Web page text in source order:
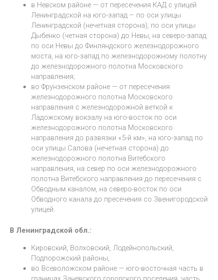
в Невском районе — от пересечения КАД с улицей
Ленинградской на юго-запад – по оси улицы
Ленинградской (нечетная сторона), по оси улицы
Дыбенко (четная сторона) до Невы, на северо-запад
по оси Невы до Финляндского железнодорожного
моста, на юго-запад по железнодорожному полотну
до железнодорожного полотна Московского
направления;
во Фрунзенском районе — от пересечения
железнодорожного полотна Московского
направления с железнодорожной веткой к
Ладожскому вокзалу на юго-восток по оси
железнодорожного полотна Московского
направления до развязки «5-й км», на юго-запад по
оси улицы Салова (нечетная сторона) до
железнодорожного полотна Витебского
направления, на север по оси железнодорожного
полотна Витебского направления до пересечения с
Обводным каналом, на северо-восток по оси
Обводного канала до пресечения со Звенигородской
улицей.
В Ленинградской обл.:
Кировский, Волховский, Лодейнопольский,
Подпорожский районы,
во Всеволожском районе — юго-восточная часть в